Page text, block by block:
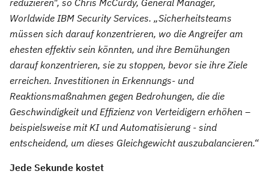
reduzieren", so Chris McCurdy, General Manager,
Worldwide IBM Security Services. „Sicherheitsteams
müssen sich darauf konzentrieren, wo die Angreifer am
ehesten effektiv sein könnten, und ihre Bemühungen
darauf konzentrieren, sie zu stoppen, bevor sie ihre Ziele
erreichen. Investitionen in Erkennungs- und
Reaktionsmaßnahmen gegen Bedrohungen, die die
Geschwindigkeit und Effizienz von Verteidigern erhöhen –
beispielsweise mit KI und Automatisierung - sind
entscheidend, um dieses Gleichgewicht auszubalancieren.“
Jede Sekunde kostet